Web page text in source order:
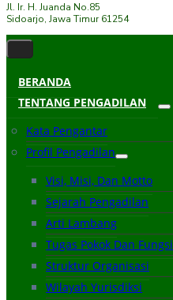
Jl. Ir. H. Juanda No.85
Sidoarjo, Jawa Timur 61254
BERANDA
TENTANG PENGADILAN
Kata Pengantar
Profil Pengadilan
Visi, Misi, Dan Motto
Sejarah Pengadilan
Arti Lambang
Tugas Pokok Dan Fungsi
Struktur Organisasi
Wilayah Yurisdiksi